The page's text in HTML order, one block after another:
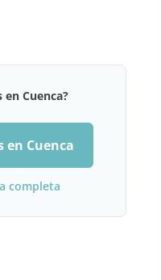
en Cuenca?
en Cuenca
completa